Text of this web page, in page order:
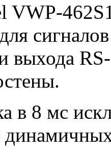
VWP-
выхода
в 8 мс